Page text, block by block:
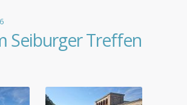
Seiburger Treffen